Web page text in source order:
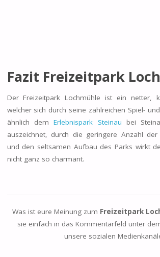
Fazit Freizeitpark
Der Freizeitpark Lochmühle ist ein netter,
welcher sich durch seine zahlreichen Spiel-
ähnlich demErlebnispark Steinau bei
auszeichnet, durch die geringere Anzahl der
und den seltsamen Aufbau des Parks wirkt
nicht ganz so charmant.
Was ist eure Meinung zum Freizeitpark
sie einfach in das Kommentarfeld unter
unsere sozialen